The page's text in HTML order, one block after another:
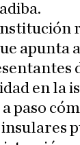
apunta
en la
paso